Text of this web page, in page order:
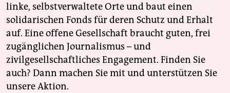
linke, selbstverwaltete Orte und baut einen
solidarischen Fonds für deren Schutz und Erhalt
auf. Eine offene Gesellschaft braucht guten, frei
zugänglichen Journalismus – und
zivilgesellschaftliches Engagement. Finden Sie
auch? Dann machen Sie mit und unterstützen Sie
unsere Aktion.